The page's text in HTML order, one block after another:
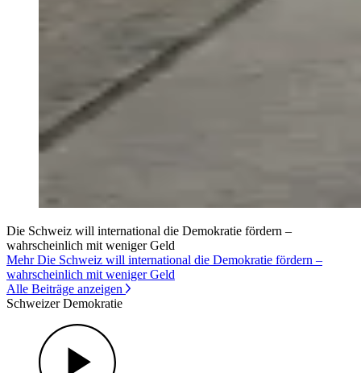
Die Schweiz will international die Demokratie fördern –
wahrscheinlich mit weniger Geld
Mehr Die Schweiz will international die Demokratie fördern –
wahrscheinlich mit weniger Geld
Alle Beiträge anzeigen
Schweizer Demokratie